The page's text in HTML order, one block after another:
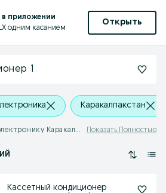
приложении
одним касанием
Открыть
1
Каракалпакстан
кондиционер 1 - Купить электронику Каракалпакстан Показать Полностью
Кассетный кондиционер